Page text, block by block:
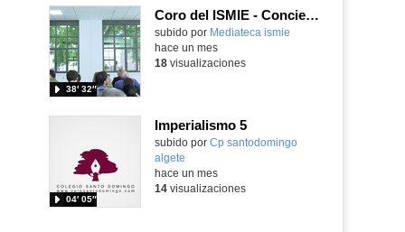
Coro del ISMIE - Concierto de fin de curso - 6/5/2026
subido por Mediateca ismie
38′ 32″
hace un mes
18visualizaciones
Imperialismo 5
Contenido educativo.
subido por Cp santodomingo
algete
04′ 05″
hace un mes
14visualizaciones